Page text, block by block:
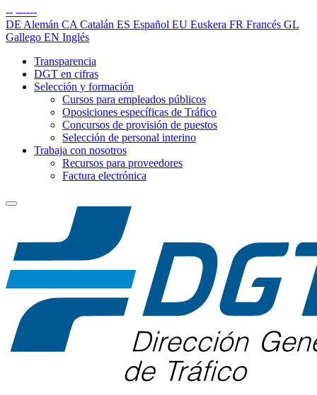
-- ------
DE Alemán CA Catalán ES Español EU Euskera FR Francés GL
Gallego EN Inglés
Transparencia
DGT en cifras
Selección y formación
Cursos para empleados públicos
Oposiciones específicas de Tráfico
Concursos de provisión de puestos
Selección de personal interino
Trabaja con nosotros
Recursos para proveedores
Factura electrónica